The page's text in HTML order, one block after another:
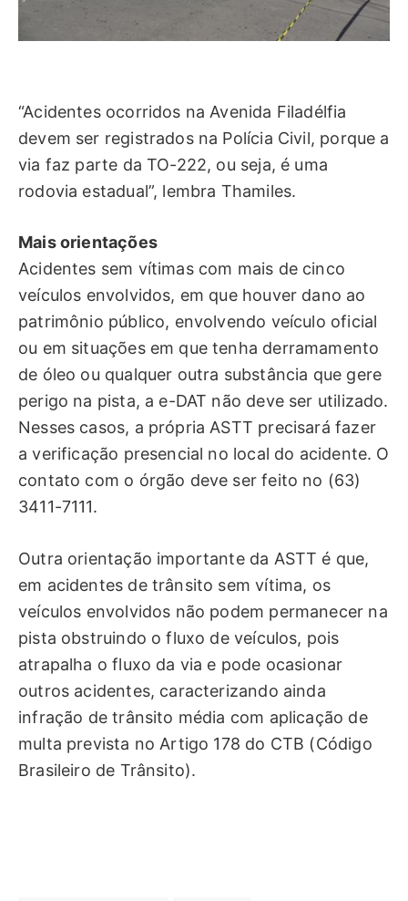
“Acidentes ocorridos na Avenida Filadélfia
devem ser registrados na Polícia Civil, porque a
via faz parte da TO-222, ou seja, é uma
rodovia estadual”, lembra Thamiles.
Mais orientações
Acidentes sem vítimas com mais de cinco
veículos envolvidos, em que houver dano ao
patrimônio público, envolvendo veículo oficial
ou em situações em que tenha derramamento
de óleo ou qualquer outra substância que gere
perigo na pista, a e-DAT não deve ser utilizado.
Nesses casos, a própria ASTT precisará fazer
a verificação presencial no local do acidente. O
contato com o órgão deve ser feito no (63)
3411-7111.
Outra orientação importante da ASTT é que,
em acidentes de trânsito sem vítima, os
veículos envolvidos não podem permanecer na
pista obstruindo o fluxo de veículos, pois
atrapalha o fluxo da via e pode ocasionar
outros acidentes, caracterizando ainda
infração de trânsito média com aplicação de
multa prevista no Artigo 178 do CTB (Código
Brasileiro de Trânsito).